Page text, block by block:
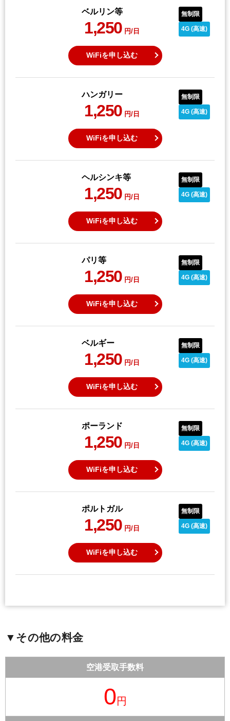
ベルリン等 無制限
4G (高速)
1,250 円/日
WiFiを申し込む
ハンガリー 無制限
4G (高速)
1,250 円/日
WiFiを申し込む
ヘルシンキ等 無制限
4G (高速)
1,250 円/日
WiFiを申し込む
パリ等 無制限
4G (高速)
1,250 円/日
WiFiを申し込む
ベルギー 無制限
4G (高速)
1,250 円/日
WiFiを申し込む
ポーランド 無制限
4G (高速)
1,250 円/日
WiFiを申し込む
ポルトガル 無制限
4G (高速)
1,250 円/日
WiFiを申し込む
▼その他の料金
空港受取手数料
0円